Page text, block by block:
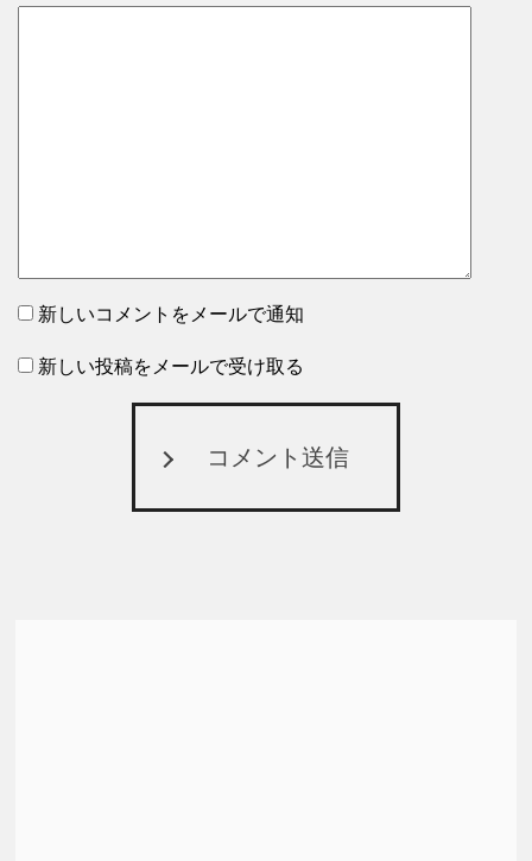
新しいコメントをメールで通知
新しい投稿をメールで受け取る
コメント送信